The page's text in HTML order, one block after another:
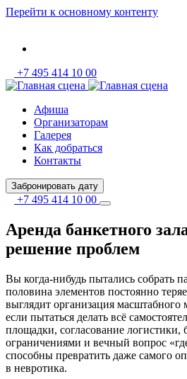
Перейти к основному контенту
+7 495 414 10 00
Афиша
Организаторам
Галерея
Как добраться
Контакты
Забронировать дату
+7 495 414 10 00
Аренда банкетного
решение проблем
Вы когда-нибудь пытались собрать
половина элементов постоянно
выглядит организация масштабного
если пытаться делать всё
площадки, согласование логистики,
ограничениями и вечный вопрос
способны превратить даже самого
в невротика.